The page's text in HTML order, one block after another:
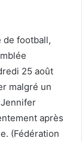
de football,
25 août
malgré un
après
(Fédération